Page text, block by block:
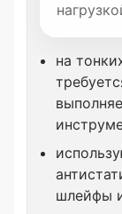
на
шлейфы